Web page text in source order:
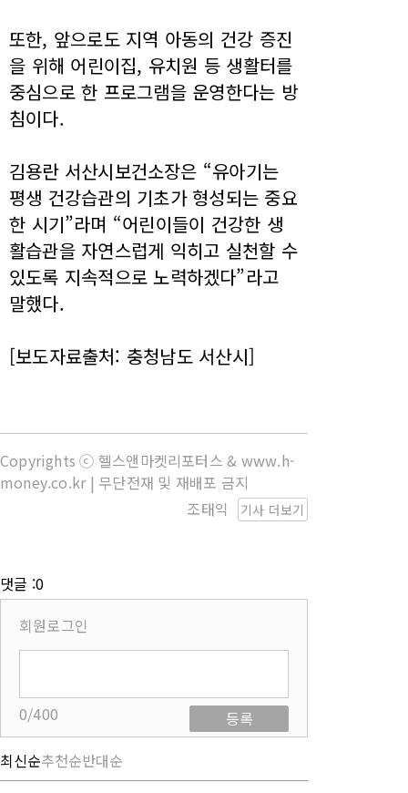
또한, 앞으로도 지역 아동의 건강 증진
을 위해 어린이집, 유치원 등 생활터를
중심으로 한 프로그램을 운영한다는 방
침이다.
김용란 서산시보건소장은 “유아기는
평생 건강습관의 기초가 형성되는 중요
한 시기”라며 “어린이들이 건강한 생
활습관을 자연스럽게 익히고 실천할 수
있도록 지속적으로 노력하겠다”라고
말했다.
[보도자료출처: 충청남도 서산시]
Copyrights ⓒ 헬스앤마켓리포터스 & www.h-
money.co.kr | 무단전재 및 재배포 금지
기사 더보기
조태익
댓글 :0
회원로그인
0/400
등록
최신순추천순반대순